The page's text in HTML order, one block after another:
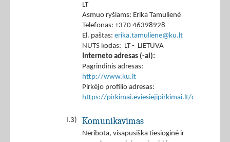
LT
Asmuo ryšiams: Erika Tamulienė
Telefonas: +370 46398928
El. paštas: erika.tamuliene@ku.lt
NUTS kodas: LT - LIETUVA
Interneto adresas (-ai):
Pagrindinis adresas:
http://www.ku.lt
Pirkėjo profilio adresas:
https://pirkimai.eviesiejipirkimai.lt/ctm/
I.3) Komunikavimas
Neribota, visapusiška tiesioginė ir